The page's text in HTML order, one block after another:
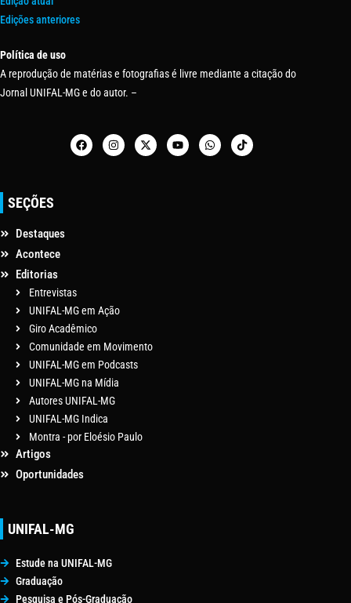
Edições anteriores
Política de uso
A reprodução de matérias e fotografias é livre mediante a citação do
Jornal UNIFAL-MG e do autor. –
SEÇÕES
Destaques
Acontece
Editorias
Entrevistas
UNIFAL-MG em Ação
Giro Acadêmico
Comunidade em Movimento
UNIFAL-MG em Podcasts
UNIFAL-MG na Mídia
Autores UNIFAL-MG
UNIFAL-MG Indica
Montra - por Eloésio Paulo
Artigos
Oportunidades
UNIFAL-MG
Estude na UNIFAL-MG
Graduação
Pesquisa e Pós-Graduação